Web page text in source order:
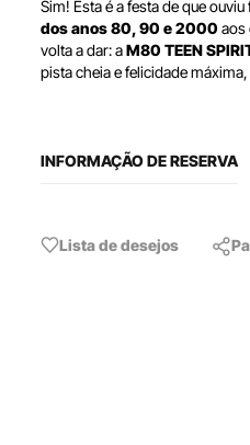
Sim! Esta é a festa de que
dosanos 80, 90 e 2000 aos
volta a dar: aM80 TEEN
pista cheia e felicidade
INFORMAÇÃO DE RESERVA
Lista de desejos